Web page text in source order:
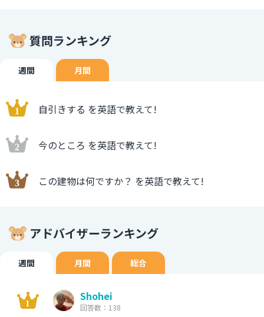
質問ランキング
週間 月間
自引きする を英語で教えて!
今のところ を英語で教えて!
この建物は何ですか？ を英語で教えて!
アドバイザーランキング
週間 月間 総合
Shohei
回答数：138